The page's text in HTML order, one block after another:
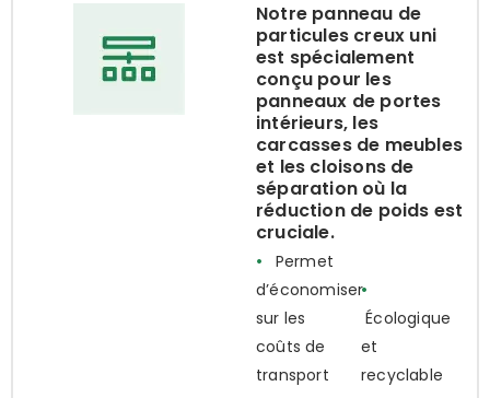
Notre panneau de
particules creux uni
est spécialement
conçu pour les
panneaux de portes
intérieurs, les
carcasses de meubles
et les cloisons de
séparation où la
réduction de poids est
cruciale.
•
Permet
d’économiser
sur les
coûts de
transport
•
Écologique
et
recyclable